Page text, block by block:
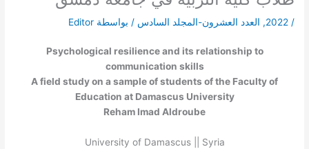
/
2022
, العدد العشرون-المجلد السادس / بواسطة Editor
Psychological resilience and its relationship to
communication skills
A field study on a sample of students of the Faculty of
Education at Damascus University
Reham Imad Aldroube
University of Damascus || Syria